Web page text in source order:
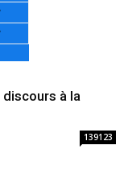
discours à la
139123